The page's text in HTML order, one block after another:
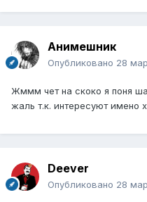
Анимешник
Опубликовано 28
Жммм чет на скоко я поня
жаль т.к. интересуют имено
Deever
Опубликовано 28